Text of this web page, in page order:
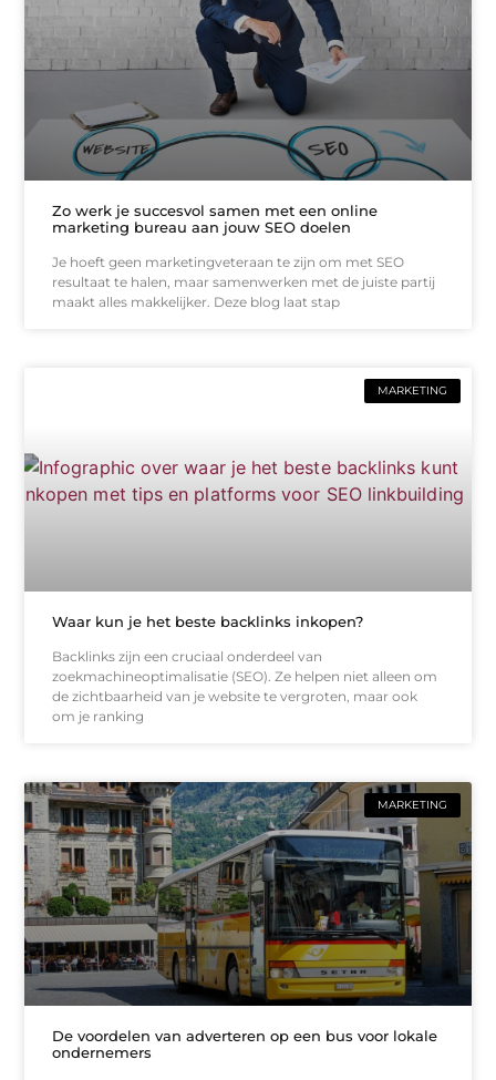
Zo werk je succesvol samen met een online
marketing bureau aan jouw SEO doelen
Je hoeft geen marketingveteraan te zijn om met SEO
resultaat te halen, maar samenwerken met de juiste partij
maakt alles makkelijker. Deze blog laat stap
MARKETING
Waar kun je het beste backlinks inkopen?
Backlinks zijn een cruciaal onderdeel van
zoekmachineoptimalisatie (SEO). Ze helpen niet alleen om
de zichtbaarheid van je website te vergroten, maar ook
om je ranking
MARKETING
De voordelen van adverteren op een bus voor lokale
ondernemers